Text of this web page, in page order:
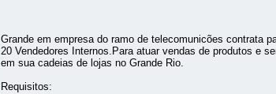
Grande em empresa do ramo de telecomunicões contrata
20 Vendedores Internos.Para atuar vendas de produtos e
em sua cadeias de lojas no Grande Rio.
Requisitos: